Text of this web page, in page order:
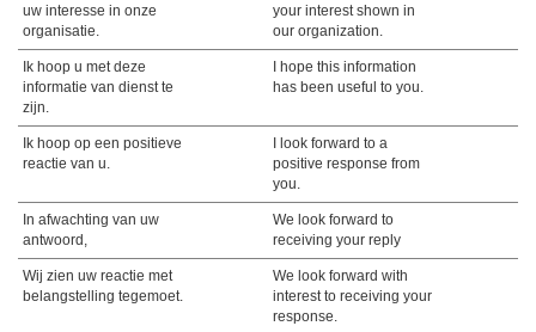
uw interesse in onze
organisatie.
your interest shown in
our organization.
Ik hoop u met deze
informatie van dienst te
zijn.
I hope this information
has been useful to you.
Ik hoop op een positieve
reactie van u.
I look forward to a
positive response from
you.
In afwachting van uw
antwoord,
We look forward to
receiving your reply
Wij zien uw reactie met
belangstelling tegemoet.
We look forward with
interest to receiving your
response.